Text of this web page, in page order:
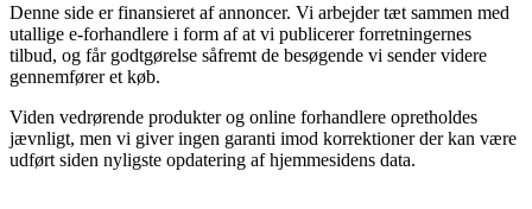
Denne side er finansieret af annoncer. Vi arbejder tæt sammen med
utallige e-forhandlere i form af at vi publicerer forretningernes
tilbud, og får godtgørelse såfremt de besøgende vi sender videre
gennemfører et køb.
Viden vedrørende produkter og online forhandlere opretholdes
jævnligt, men vi giver ingen garanti imod korrektioner der kan være
udført siden nyligste opdatering af hjemmesidens data.